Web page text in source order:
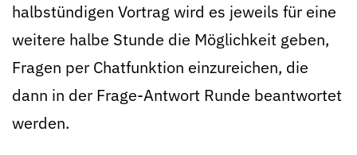
halbstündigen Vortrag wird es jeweils für eine
weitere halbe Stunde die Möglichkeit geben,
Fragen per Chatfunktion einzureichen, die
dann in der Frage-Antwort Runde beantwortet
werden.